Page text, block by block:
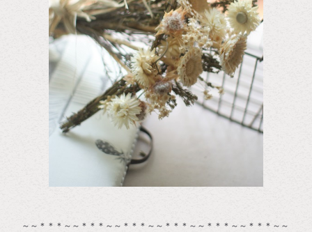
～～＊＊＊～～＊＊＊～～＊＊＊～～＊＊＊～～＊＊＊～～＊＊＊～～